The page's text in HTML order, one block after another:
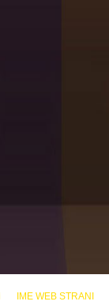
IME WEB STRANI